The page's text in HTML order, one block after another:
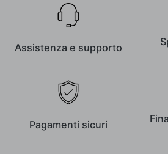
Assistenza e supporto
Pagamenti sicuri